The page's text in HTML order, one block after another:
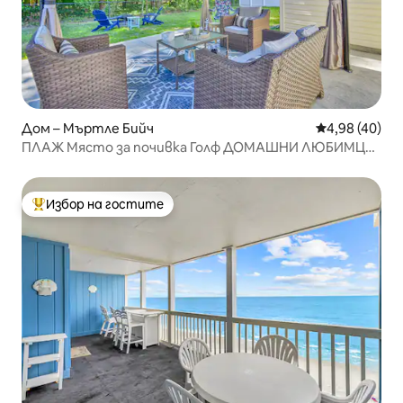
Дом – Мъртле Бийч Средна
4,98 (40)
ПЛАЖ Място за почивка Голф ДОМАШНИ ЛЮБИМЦИ
Най-популярен избор на гостите
Избор на гостите